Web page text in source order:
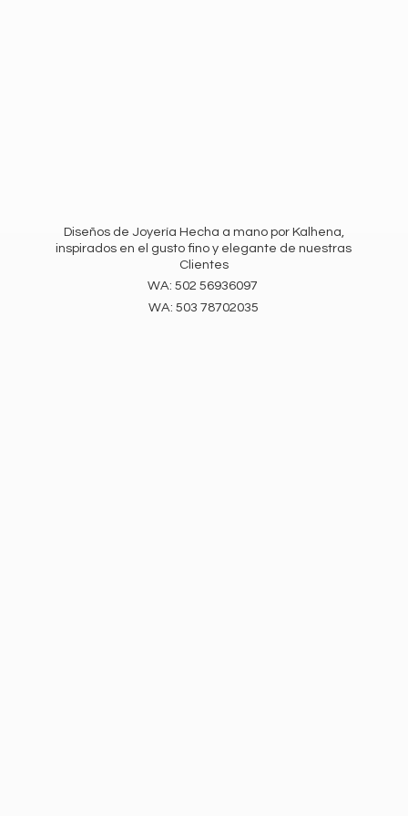
Diseños de Joyería Hecha a mano por Kalhena,
inspirados en el gusto fino y elegante de nuestras
Clientes
WA: 502 56936097
WA:503 78702035